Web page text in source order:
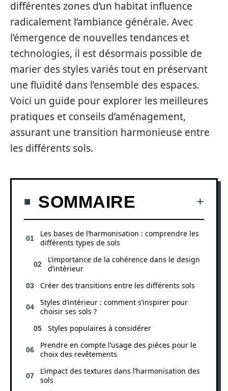
différentes zones d’un habitat influence
radicalement l’ambiance générale. Avec
l’émergence de nouvelles tendances et
technologies, il est désormais possible de
marier des styles variés tout en préservant
une fluidité dans l’ensemble des espaces.
Voici un guide pour explorer les meilleures
pratiques et conseils d’aménagement,
assurant une transition harmonieuse entre
les différents sols.
SOMMAIRE
Les bases de l’harmonisation : comprendre les
différents types de sols
L’importance de la cohérence dans le design
d’intérieur
Créer des transitions entre les différents sols
Styles d’intérieur : comment s’inspirer pour
choisir ses sols ?
Styles populaires à considérer
Prendre en compte l’usage des pièces pour le
choix des revêtements
L’impact des textures dans l’harmonisation des
sols